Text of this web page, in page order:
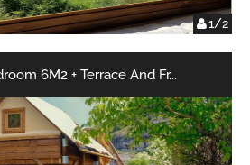
1/2
6M2 + Terrace And Fr...